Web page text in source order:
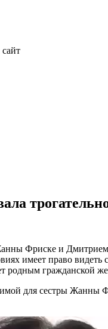
Фриске и Дмитрием
имеет право видеть
родным гражданской
для сестры Жанны